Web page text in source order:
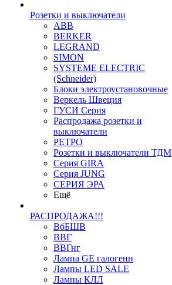
Розетки и выключатели
ABB
BERKER
LEGRAND
SIMON
SYSTEME ELECTRIC
(Schneider)
Блоки электроустановочные
Веркель Швеция
ГУСИ Серия
Распродажа розетки и
выключатели
РЕТРО
Розетки и выключатели ТДМ
Серия GIRA
Серия JUNG
СЕРИЯ ЭРА
Ещё
РАСПРОДАЖА!!!
ВбБШВ
ВВГ
ВВГнг
Лампа GE галогенн
Лампы LED SALE
Лампы КЛЛ